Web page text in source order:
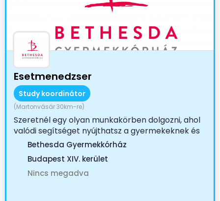
Esetmenedzser
Study koordinátor
(Martonvásár 30km-re)
Szeretnél egy olyan munkakörben dolgozni, ahol
valódi segítséget nyújthatsz a gyermekeknek és
családjaiknak?...
Bethesda Gyermekkórház
Budapest XIV. kerület
Nincs megadva